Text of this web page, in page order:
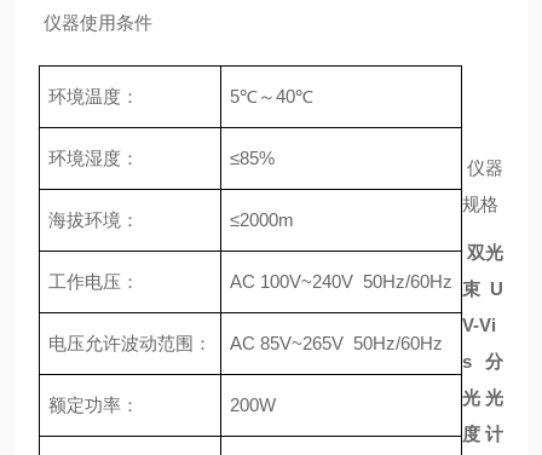
仪器使用条件
环境温度： 5℃～40℃
环境湿度： ≤85%
海拔环境： ≤2000m
工作电压： AC 100V~240V 50Hz/60Hz
电压允许波动范围： AC 85V~265V 50Hz/60Hz
额定功率： 200W
仪器
规格
双光
束U
V-Vi
s分
光光
度计